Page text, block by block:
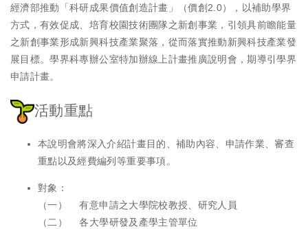
經濟部推動「科研成果價值創造計畫」（價創2.0），以補助學界
方式，有效促成、培育校園技術團隊之新創事業，引領具前瞻能量
之新創事業形成新興科技產業聚落，從而落實推動新興科技產業發
展目標。學界科專辦公室特加辦線上計畫推廣說明會，期導引學界
申請計畫。
活動重點
本說明會將深入介紹計畫目的、補助內容、申請作業、審查
重點以及經費編列等重要事項。
對象：
（一） 有意申請之大學院校教授、研究人員
（二） 各大學研發及產學主管單位